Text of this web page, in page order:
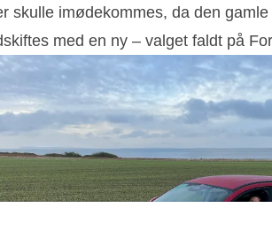
skulle imødekommes, da den
med en ny – valget faldt på